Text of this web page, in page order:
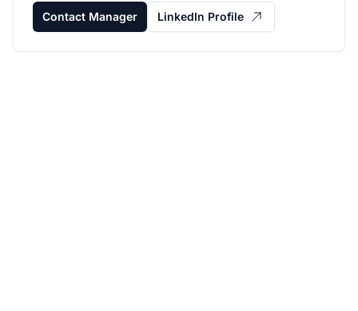
Contact Manager LinkedIn Profile